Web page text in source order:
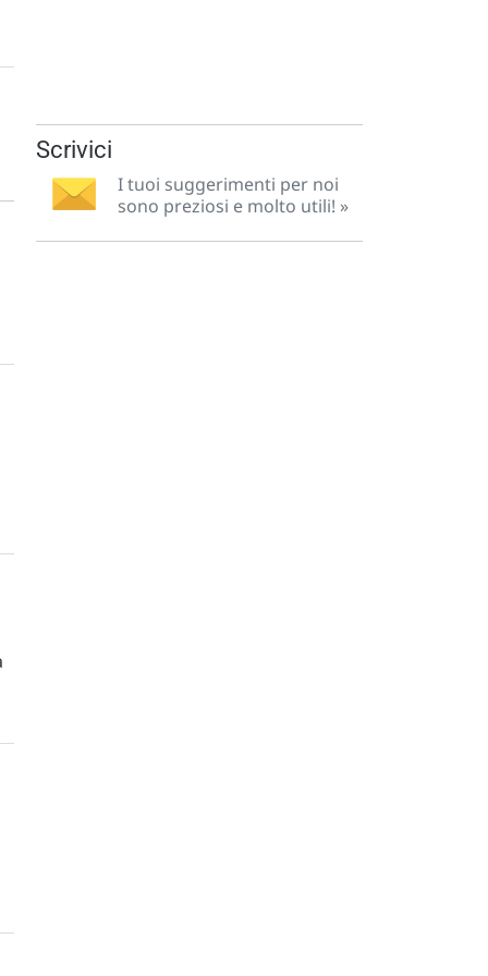
Scrivici
I tuoi suggerimenti per noi
sono preziosi e molto utili! »